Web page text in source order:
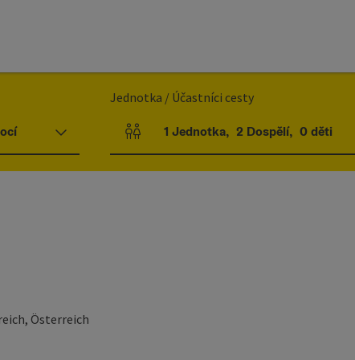
Jednotka / Účastníci cesty
Počet jednotek a polí pro osoby
1 Jednotka, 2 Dospělí, 0 děti
Österreich